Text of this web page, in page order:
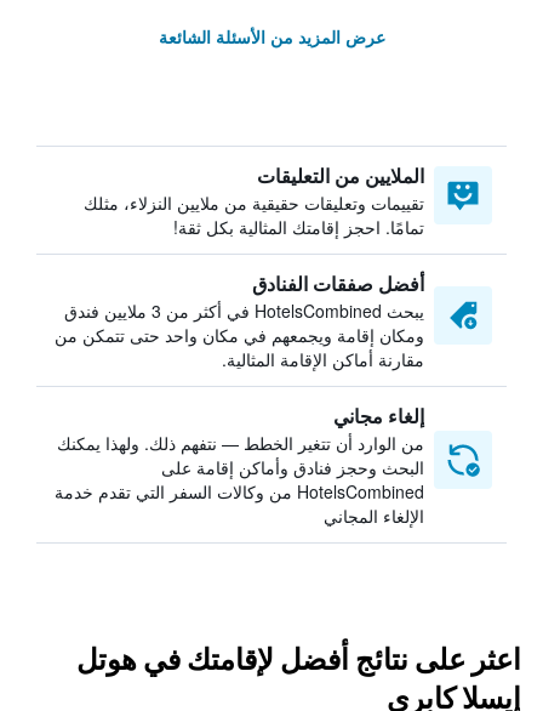
عرض المزيد من الأسئلة الشائعة
الملايين من التعليقات
تقييمات وتعليقات حقيقية من ملايين النزلاء، مثلك
تمامًا. احجز إقامتك المثالية بكل ثقة!
أفضل صفقات الفنادق
يبحث HotelsCombined في أكثر من 3 ملايين فندق
ومكان إقامة ويجمعهم في مكان واحد حتى تتمكن من
مقارنة أماكن الإقامة المثالية.
إلغاء مجاني
من الوارد أن تتغير الخطط — نتفهم ذلك. ولهذا يمكنك
البحث وحجز فنادق وأماكن إقامة على
HotelsCombined من وكالات السفر التي تقدم خدمة
الإلغاء المجاني
اعثر على نتائج أفضل لإقامتك في هوتل
إيسلا كابري